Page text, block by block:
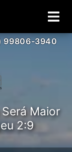
99806-3940
Maior
2:9